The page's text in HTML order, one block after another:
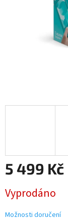
5 499 Kč
cena:
Vyprodáno
Možnosti doručení